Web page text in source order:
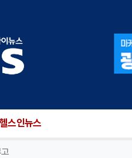
헬스인뉴스